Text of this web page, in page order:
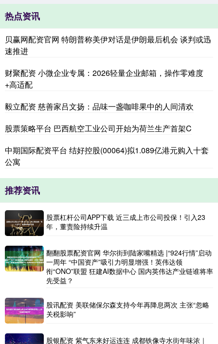
热点资讯
贝赢网配资官网 特朗普称美伊对话是伊朗最后机会 谈判或迅
速推进
财聚配资 小微企业专属：2026轻量企业邮箱，操作零难度
+高适配
毅立配资 慈善家吕文扬：品味一盏咖啡果中的人间清欢
股票策略平台 巴西航空工业公司开始为荷兰生产首架C
中期国际配资平台 结好控股(00064)拟1.089亿港元购入十套
公寓
推荐资讯
股票杠杆公司APP下载 近三成上市公司投保！引入23
年，董责险持续升温
翻翻股票配资官网 华尔街到陆家嘴精选 |“924行情”启动
一周年 “中国资产”吸引力明显增强！英伟达领
衔“ONO”联盟 狂建AI数据中心 国内英伟达产业链谁将率
先受益？
股讯配资 美联储保尔森支持今年再降息两次 主张“忽略
关税影响”
股银配资 紫气东来好运连连 成都铁像寺水街年味浓｜